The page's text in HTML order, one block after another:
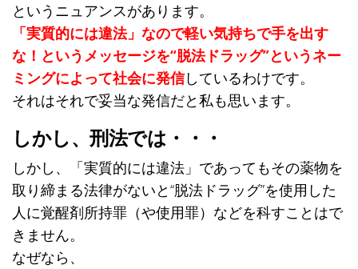
というニュアンスがあります。
「実質的には違法」なので軽い気持ちで手を出す
な！というメッセージを“脱法ドラッグ”というネー
ミングによって社会に発信しているわけです。
それはそれで妥当な発信だと私も思います。
しかし、刑法では・・・
しかし、「実質的には違法」であってもその薬物を
取り締まる法律がないと“脱法ドラッグ”を使用した
人に覚醒剤所持罪（や使用罪）などを科すことはで
きません。
なぜなら、